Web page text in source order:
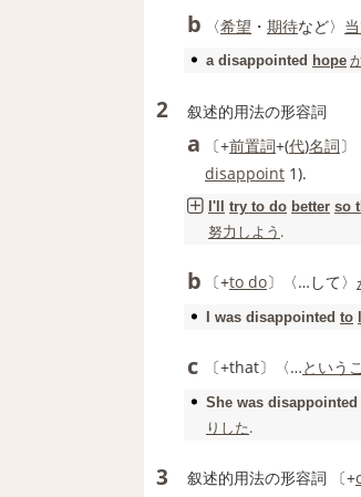
b 〈希望 ・ 期待など〉
a disappointed hope
2 叙述的用法の形容詞
a 〔+前置詞+(代)名詞〕
disappoint 1).
I'll try to do better so
努力 しよう .
b 〔+to do〕〈…して〉
I was disappointed to
c 〔+that〕〈…という
She was disappointed
りした.
3 叙述的用法の形容詞 〔+